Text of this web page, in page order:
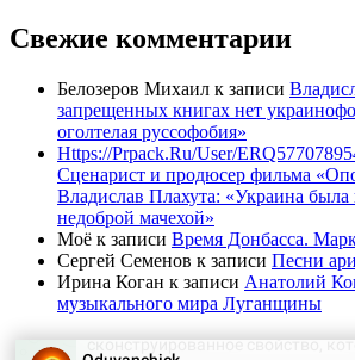
Свежие комментарии
Белозеров Михаил к записи
запрещенных книгах нет
оголтелая руссофобия»
Https://Prpack.Ru/User/
Сценарист и продюсер фильма
Владислав Плахута: «Украина была
недоброй мачехой»
Моё к записи Время Донбасса.
Сергей Семенов к записи Песни
Ирина Коган к записи Анатолий
музыкального мира Луганщины